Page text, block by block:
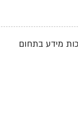
מידע בתחום